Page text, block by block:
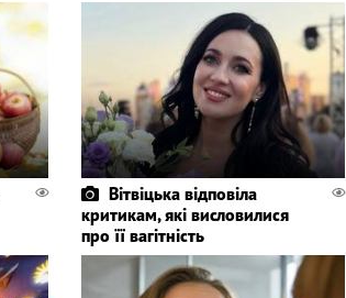
Вітвіцька відповіла
критикам, які висловилися
про її вагітність